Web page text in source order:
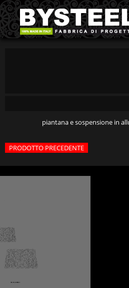
piantana e sospensione in
PRODOTTO PRECEDENTE